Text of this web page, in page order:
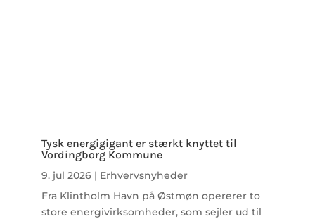
Tysk energigigant er stærkt knyttet til
Vordingborg Kommune
9. jul 2026 | Erhvervsnyheder
Fra Klintholm Havn på Østmøn opererer to
store energivirksomheder, som sejler ud til